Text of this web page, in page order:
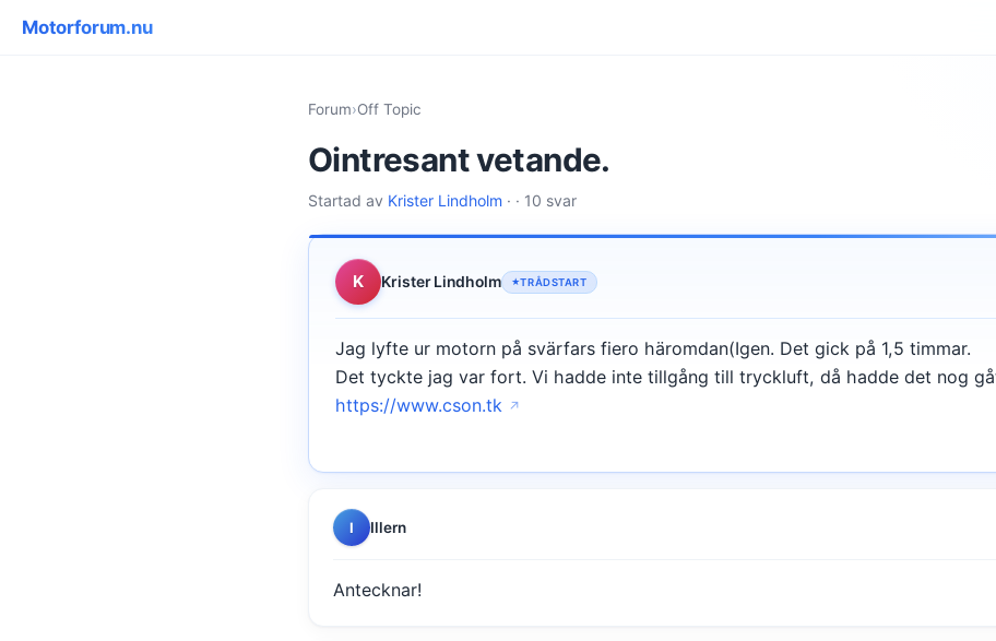
Motorforum.nu
Forum›Off Topic
Ointresant vetande.
Startad av Krister Lindholm · · 10 svar
K Krister Lindholm TRÅDSTART
Jag lyfte ur motorn på svärfars fiero häromdan(Igen. Det gick på 1,5 timmar.
Det tyckte jag var fort. Vi hadde inte tillgång till tryckluft, då hadde det nog
https://www.cson.tk
I Illern
Antecknar!